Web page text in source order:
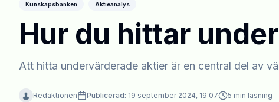
Kunskapsbanken Aktieanalys
Hur du hittar
Att hitta undervärderade aktier är en central del av
Redaktionen Publicerad: 19 september 2024, 19:07 5 min läsning